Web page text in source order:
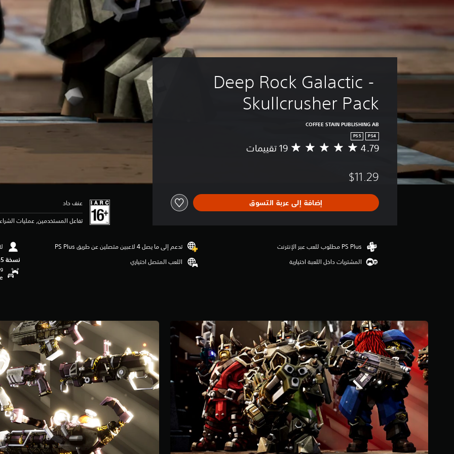
Deep Rock Galactic -
Skullcrusher Pack
COFFEE STAIN PUBLISHING AB
PS4
PS5
م
س
ا
ل
ق
4
و
م
م
ن
5
ن
ج
و
م
ن
إ
ج
م
4.79
$11.29
إضافة إلى عربة التسوق عنف حاد
تفاعل المستخدمين, عمليات
المشتريات داخل اللعبة اختيارية
تدعم إلى ما يصل 4 لاعبين متصلين عن طريق PS Plus‏
اللعب المتصل اختياري
نسخة PS5‏